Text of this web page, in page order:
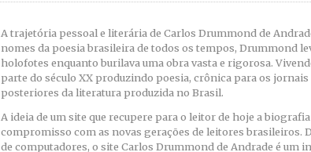
A trajetória pessoal e literária de Carlos Drummond de
nomes da poesia brasileira de todos os tempos, Drummond
holofotes enquanto burilava uma obra vasta e rigorosa.
parte do século XX produzindo poesia, crônica para os
posteriores da literatura produzida no Brasil.
A ideia de um site que recupere para o leitor de hoje a
compromisso com as novas gerações de leitores brasileiros.
de computadores, o site Carlos Drummond de Andrade é um